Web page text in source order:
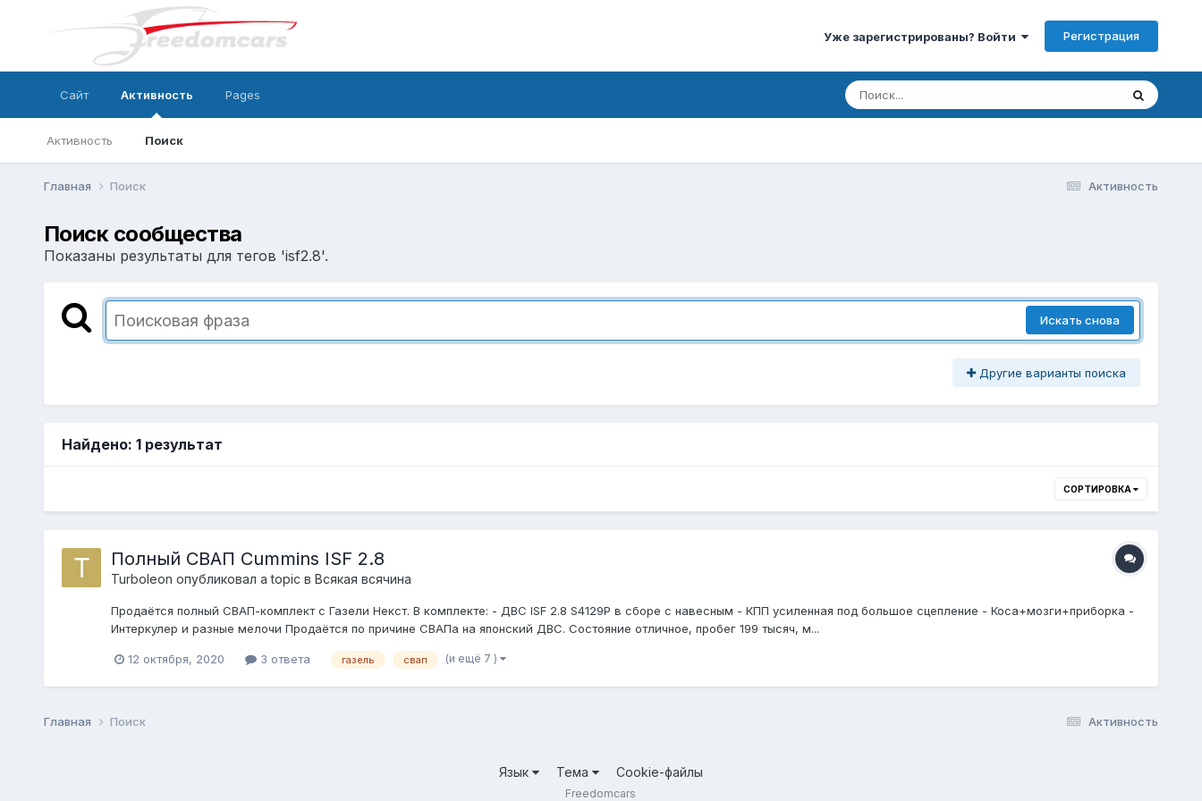
Уже зарегистрированы? Войти Регистрация
Сайт Активность
Активность Поиск
Pages
Активность
Главная Поиск
Поиск сообщества
Показаны результаты для тегов 'isf2.8'.
Искать снова
Другие варианты поиска
Найдено: 1 результат
СОРТИРОВКА
Полный СВАП Cummins ISF 2.8
Turboleon опубликовал a topic в Всякая всячина
Продаётся полный СВАП-комплект с Газели Некст. В комплекте: - ДВС ISF 2.8 S4129P в сборе с навесным - КПП усиленная под большое сцепление - Коса+мозги+приборка -
Интеркулер и разные мелочи Продаётся по причине СВАПа на японский ДВС. Состояние отличное, пробег 199 тысяч, м...
12 октября, 2020 3 ответа газель свап (и ещё 7 )
Активность
Главная Поиск
Язык Тема Cookie-файлы
Freedomcars